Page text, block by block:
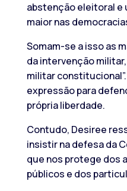
abstenção eleitoral e
maior nas
Somam-se a isso as
da intervenção
militar
expressão para
própria liberdade.
Contudo, Desiree
insistir na defesa da
que nos protege dos
públicos e dos